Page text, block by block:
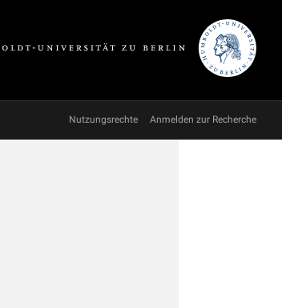
Nutzungsrechte Anmelden zur Recherche